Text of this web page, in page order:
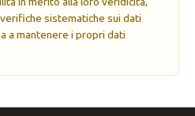
sistematiche sui dati
a mantenere i propri dati